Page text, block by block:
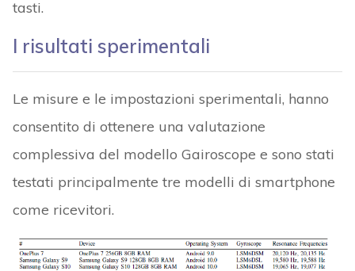
tasti.
I risultati sperimentali
Le misure e le impostazioni sperimentali, hanno
consentito di ottenere una valutazione
complessiva del modello Gairoscope e sono stati
testati principalmente tre modelli di smartphone
come ricevitori.